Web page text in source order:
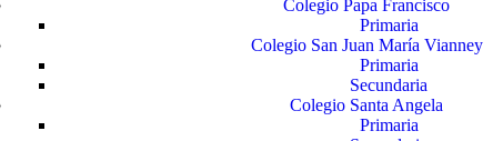
Colegio Papa Francisco
Primaria
Colegio San Juan María Vianney
Primaria
Secundaria
Colegio Santa Angela
Primaria